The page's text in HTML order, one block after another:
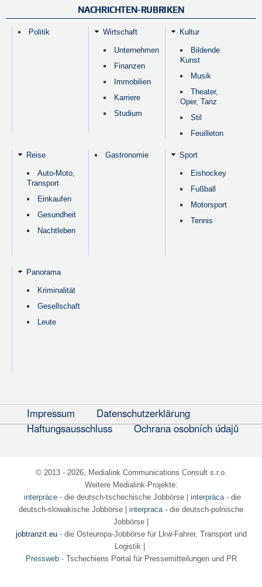
NACHRICHTEN-RUBRIKEN
Politik Wirtschaft
Unternehmen
Finanzen
Immobilien
Karriere
Studium
Kultur
Bildende
Kunst
Musik
Theater,
Oper, Tanz
Stil
Feuilleton
Reise
Auto-Moto,
Transport
Einkaufen
Gesundheit
Nachtleben
Gastronomie Sport
Eishockey
Fußball
Motorsport
Tennis
Panorama
Kriminalität
Gesellschaft
Leute
Impressum
Datenschutzerklärung
Haftungsausschluss
Ochrana osobních údajů
© 2013 - 2026, Medialink Communications Consult s.r.o.
Weitere Medialink-Projekte:
interpráce- die deutsch-tschechische Jobbörse| interpráca- die
deutsch-slowakische Jobbörse | interpraca- die deutsch-polnische
Jobbörse |
jobtranzit.eu- die Osteuropa-Jobbörse für Lkw-Fahrer, Transport und
Logistik |
Pressweb- Tschechiens Portal für Pressemitteilungen und PR